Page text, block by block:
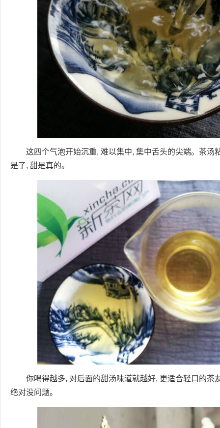
这四个气泡开始沉重, 难以集中, 集中舌头的尖端。茶汤
是了, 甜是真的。
你喝得越多, 对后面的甜汤味道就越好, 更适合轻口的茶
绝对没问题。